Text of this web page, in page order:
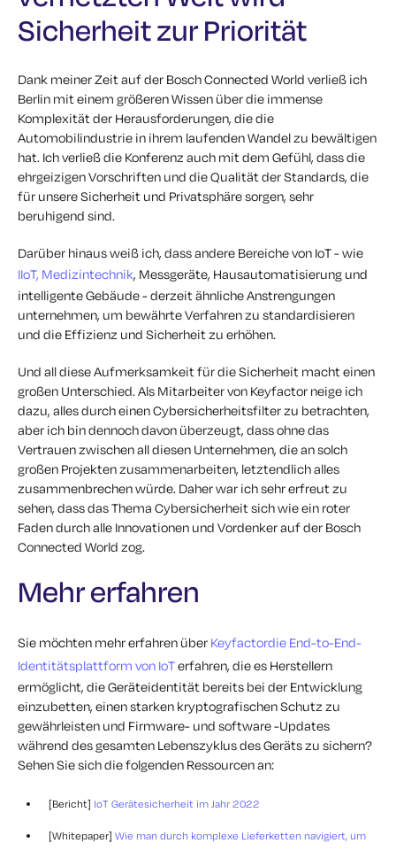
Sicherheit zur Priorität
Dank meiner Zeit auf der Bosch Connected World verließ ich
Berlin mit einem größeren Wissen über die immense
Komplexität der Herausforderungen, die die
Automobilindustrie in ihrem laufenden Wandel zu bewältigen
hat. Ich verließ die Konferenz auch mit dem Gefühl, dass die
ehrgeizigen Vorschriften und die Qualität der Standards, die
für unsere Sicherheit und Privatsphäre sorgen, sehr
beruhigend sind.
Darüber hinaus weiß ich, dass andere Bereiche von IoT - wie
IIoT, Medizintechnik, Messgeräte, Hausautomatisierung und
intelligente Gebäude - derzeit ähnliche Anstrengungen
unternehmen, um bewährte Verfahren zu standardisieren
und die Effizienz und Sicherheit zu erhöhen.
Und all diese Aufmerksamkeit für die Sicherheit macht einen
großen Unterschied. Als Mitarbeiter von Keyfactor neige ich
dazu, alles durch einen Cybersicherheitsfilter zu betrachten,
aber ich bin dennoch davon überzeugt, dass ohne das
Vertrauen zwischen all diesen Unternehmen, die an solch
großen Projekten zusammenarbeiten, letztendlich alles
zusammenbrechen würde. Daher war ich sehr erfreut zu
sehen, dass das Thema Cybersicherheit sich wie ein roter
Faden durch alle Innovationen und Vordenker auf der Bosch
Connected World zog.
Mehr erfahren
Sie möchten mehr erfahren über Keyfactordie End-to-End-
Identitätsplattform von IoTerfahren, die es Herstellern
ermöglicht, die Geräteidentität bereits bei der Entwicklung
einzubetten, einen starken kryptografischen Schutz zu
gewährleisten und Firmware- und software -Updates
während des gesamten Lebenszyklus des Geräts zu sichern?
Sehen Sie sich die folgenden Ressourcen an:
[Bericht] IoT Gerätesicherheit im Jahr 2022
[Whitepaper] Wie man durch komplexe Lieferketten navigiert, um